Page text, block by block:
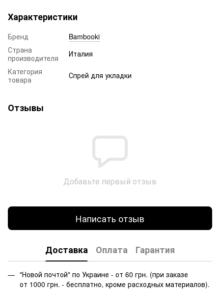
Характеристики
Бренд
Bambooki
Страна
производителя
Италия
Категория
товара
Спрей для укладки
Отзывы
Добавьте первый отзыв
Написать отзыв
Доставка Оплата Гарантия
"Новой почтой" по Украине - от 60 грн. (при заказе
от 1000 грн. - бесплатно, кроме расходных материалов).